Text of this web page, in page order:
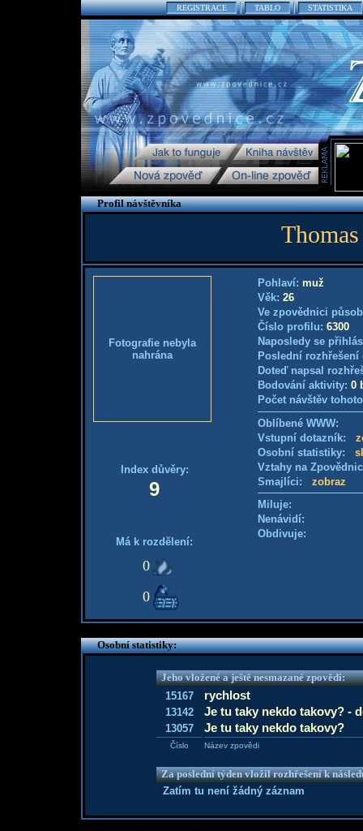
REGISTRACE TABLO STATISTIKA
Profil návštěvníka
Fotografie nebyla
nahrána
Index důvěry:
9
Má k rozdělení:
0
0
Pohlaví: muž
Věk: 26
Ve zpovědnici
Číslo profilu: 6300
Naposledy se
Poslední
Doteď napsal
Bodování aktivity: 0
Počet návštěv
Oblíbené WWW:
Vstupní dotazník:
Osobní statistiky:
Vztahy na
Smajlíci: zobraz
Miluje:
Nenávidí:
Obdivuje:
Osobní statistiky:
Jeho vložené a ještě nesmazané zpovědi:
15167
rychlost
13142 Je tu taky nekdo takovy? -
13057 Je tu taky nekdo takovy?
Číslo Název zpovědi
Za poslední týden vložil rozhřešení k
Zatím tu není žádný záznam